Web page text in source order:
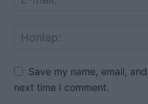
Save my name, email,
next time I comment.